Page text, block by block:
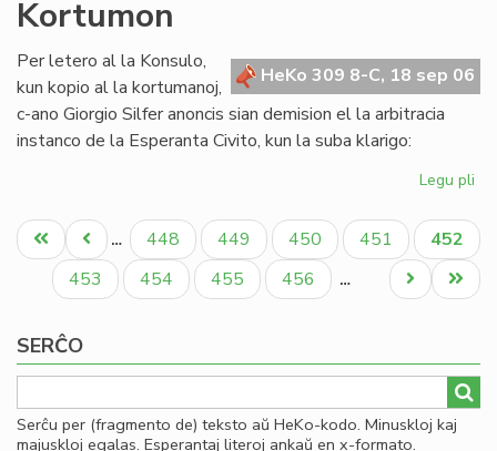
Kortumon
HeKo 309 8-C, 18 sep 06
Per letero al la Konsulo,
kun kopio al la kortumanoj,
c-ano Giorgio Silfer anoncis sian demision el la arbitracia
instanco de la Esperanta Civito, kun la suba klarigo:
Legu pli
la
Pagination
Unua
paĝo
Antaŭa
paĝo
… Paĝo
448 Paĝo
449 Paĝo
450 Paĝo
451
Aktuala
paĝo
452
Paĝo
453 Paĝo
454 Paĝo
455 Paĝo
456 …
Last
page
Next
page
SERĈO
Serĉu per (fragmento de) teksto aŭ HeKo-kodo. Minuskloj kaj
majuskloj egalas. Esperantaj literoj ankaŭ en x-formato.